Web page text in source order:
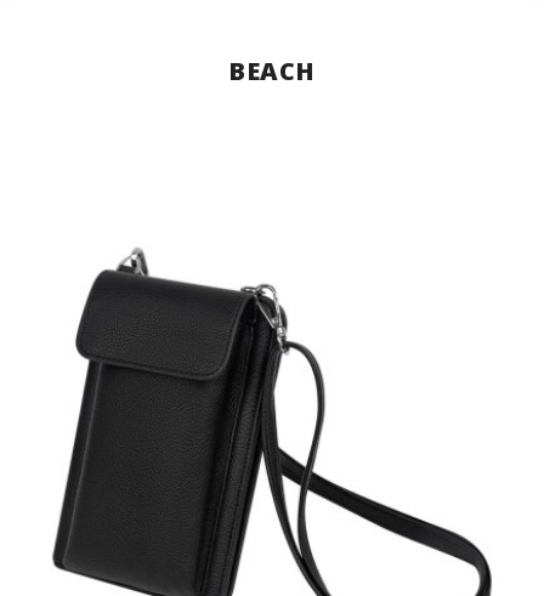
BEACH